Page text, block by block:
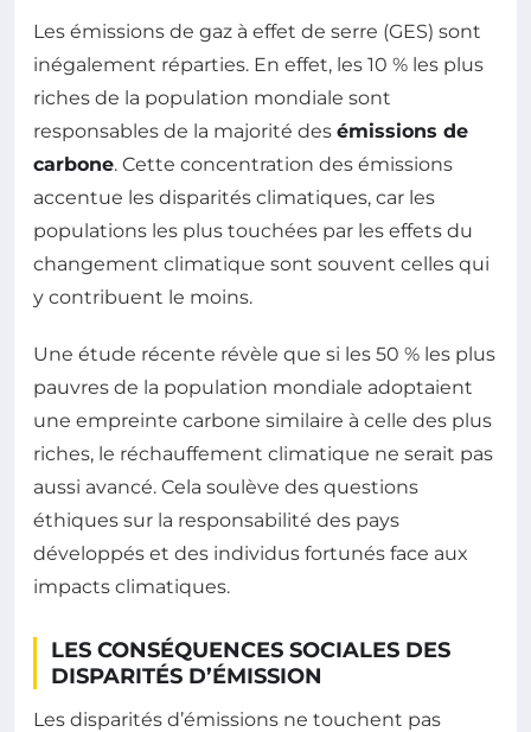
Les émissions de gaz à effet de serre (GES) sont
inégalement réparties. En effet, les 10 % les plus
riches de la population mondiale sont
responsables de la majorité des émissions de
carbone. Cette concentration des émissions
accentue les disparités climatiques, car les
populations les plus touchées par les effets du
changement climatique sont souvent celles qui
y contribuent le moins.
Une étude récente révèle que si les 50 % les plus
pauvres de la population mondiale adoptaient
une empreinte carbone similaire à celle des plus
riches, le réchauffement climatique ne serait pas
aussi avancé. Cela soulève des questions
éthiques sur la responsabilité des pays
développés et des individus fortunés face aux
impacts climatiques.
LES CONSÉQUENCES SOCIALES DES
DISPARITÉS D’ÉMISSION
Les disparités d’émissions ne touchent pas